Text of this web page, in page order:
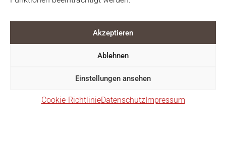
Akzeptieren
Ablehnen
Einstellungen ansehen
Cookie-RichtlinieDatenschutzImpressum
diesen Werten geschult und wie wir diese in
unsere tägliche Arbeit in Pflege,